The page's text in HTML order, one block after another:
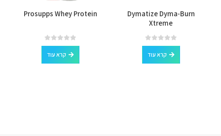
Dymatize Dyma-Burn
Xtreme
0
out of 5
קרא עוד
Prosupps Whey Protein
0
out of 5
קרא עוד